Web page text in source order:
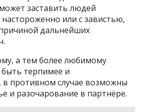
заставить людей
или с завистью,
дальнейших
а тем более любимому
быть терпимее и
в противном случае возможны
и разочарование в партнёре.